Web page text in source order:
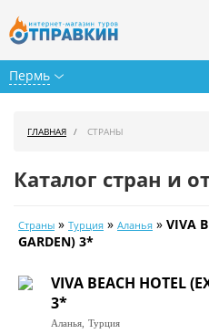
Пермь
Календарь туров
Цены дня
Страны
ГЛАВНАЯ СТРАНЫ
Каталог стран и
Страны » Турция » Аланья » VIVA
GARDEN) 3*
VIVA BEACH HOTEL
3*
Аланья, Турция